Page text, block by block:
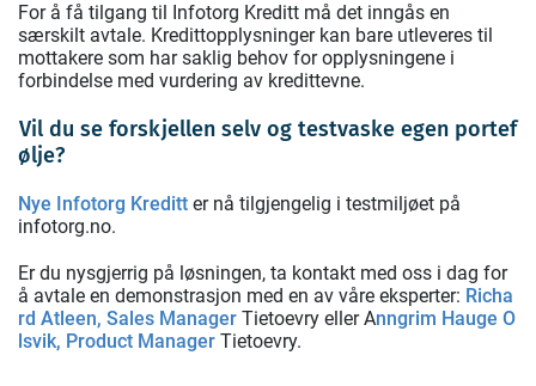
For å få tilgang til Infotorg Kreditt må det inngås en
særskilt avtale. Kredittopplysninger kan bare utleveres til
mottakere som har saklig behov for opplysningene i
forbindelse med vurdering av kredittevne.
Vil du se forskjellen selv og testvaske egen portef
ølje?
Nye Infotorg Kreditt er nå tilgjengelig i testmiljøet på
infotorg.no.
Er du nysgjerrig på løsningen, ta kontakt med oss i dag for
å avtale en demonstrasjon med en av våre eksperter: Richa
rd Atleen, Sales Manager Tietoevry eller Anngrim Hauge O
lsvik, Product Manager Tietoevry.